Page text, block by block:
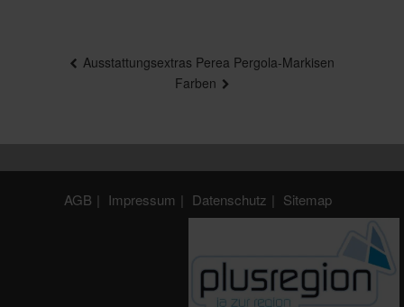
Ausstattungsextras Perea Pergola-Markisen
Farben
AGB Impressum Datenschutz Sitemap